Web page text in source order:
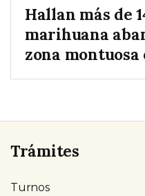
Hallan más de
marihuana
zona
Trámites
Turnos